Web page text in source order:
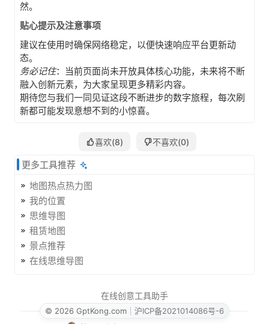
然。
贴心提示及注意事项
建议在使用时确保网络稳定，以便快速响应平台更新动
态。
务必记住：当前页面尚未开放具体核心功能，未来将不断
融入创新元素，为大家呈现更多精彩内容。
期待您与我们一同见证这段不断进步的数字旅程，每次刷
新都可能发现意想不到的小惊喜。
喜欢(8) 不喜欢(0)
更多工具推荐
地图热点热力图
我的位置
思维导图
租赁地图
景点推荐
在线思维导图
在线创意工具助手
© 2026 GptKong.com ┊ 沪ICP备2021014086号-6